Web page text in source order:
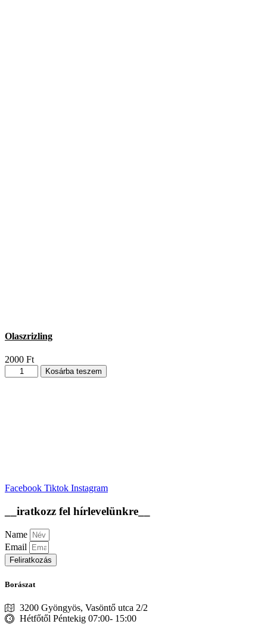
Olaszrizling
2000 Ft
Olaszrizling
mennyiség
Kosárba teszem
Facebook Tiktok Instagram
__iratkozz fel hírlevelünkre__
Name
Email
Feliratkozás
Borászat
3200 Gyöngyös, Vasöntő utca 2/2
Hétfőtől Péntekig 07:00- 15:00